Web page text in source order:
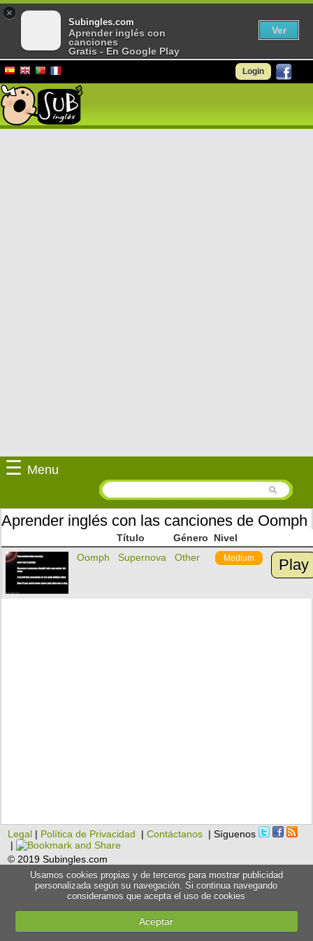
Login
☰ Menu
Aprender inglés con las canciones de Oomph
Título Género
Nivel
Oomph
Supernova Other Medium Play
Legal | Política de Privacidad |Contáctanos | Síguenos
|
© 2019 Subingles.com
Usamos cookies propias y de terceros para mostrar publicidad
personalizada según su navegación. Si continua navegando
consideramos que acepta el uso de cookies
Aceptar
×
Subingles.com
Aprender inglés con
canciones
Gratis - En Google Play
Ver